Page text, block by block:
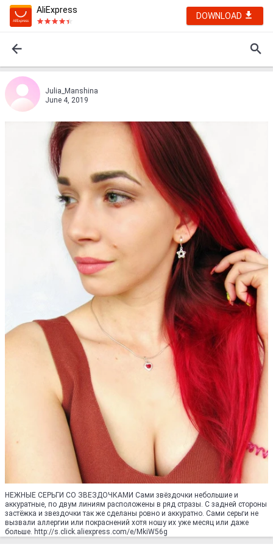
AliExpress
DOWNLOAD
Juliа_Manshinа
June 4, 2019
НЕЖНЫЕ СЕРЬГИ СО ЗВЕЗДОЧКАМИ Сами звёздочки небольшие и
аккуратные, по двум линиям расположены в ряд стразы. С задней стороны
застёжка и звездочки так же сделаны ровно и аккуратно. Сами серьги не
вызвали аллергии или покраснений хотя ношу их уже месяц или даже
больше. http://s.click.aliexpress.com/e/MkiW56g